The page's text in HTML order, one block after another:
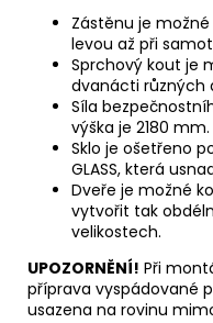
Zástěnu je
levou až při
Sprchový kout je
dvanácti různých
Síla
výška je 2180 mm.
Sklo je ošetřeno
GLASS, která
Dveře je možné
vytvořit tak
velikostech.
UPOZORNĚNÍ! Při
příprava vyspádované
usazena na rovinu